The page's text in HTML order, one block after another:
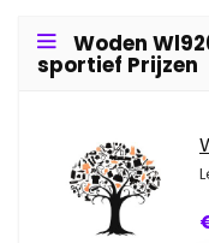
Woden
sportief Prijzen